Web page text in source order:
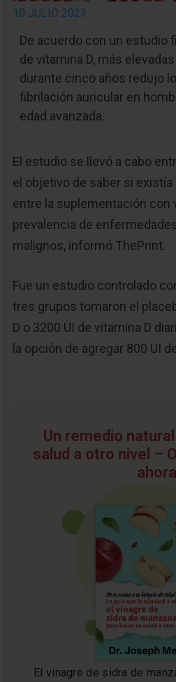
10 JULIO 2023
De acuerdo con un estudio
de vitamina D, más
durante cinco años redujo
fibrilación auricular en
edad avanzada.
El estudio se llevó a cabo
el objetivo de saber si
entre la suplementación con
prevalencia de
malignos, informó ThePrint.
Fue un estudio controlado
tres grupos tomaron el
D o 3200 UI de vitamina D
la opción de agregar 800 UI
Un remedio
salud a otro nivel –
ahora
El vinagre de sidra de